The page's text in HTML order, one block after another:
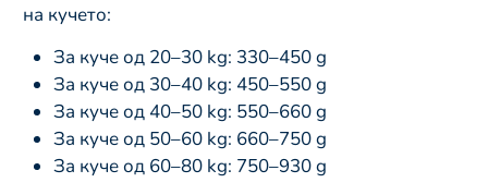
на кучето:
За куче од 20–30 kg: 330–450 g
За куче од 30–40 kg: 450–550 g
За куче од 40–50 kg: 550–660 g
За куче од 50–60 kg: 660–750 g
За куче од 60–80 kg: 750–930 g